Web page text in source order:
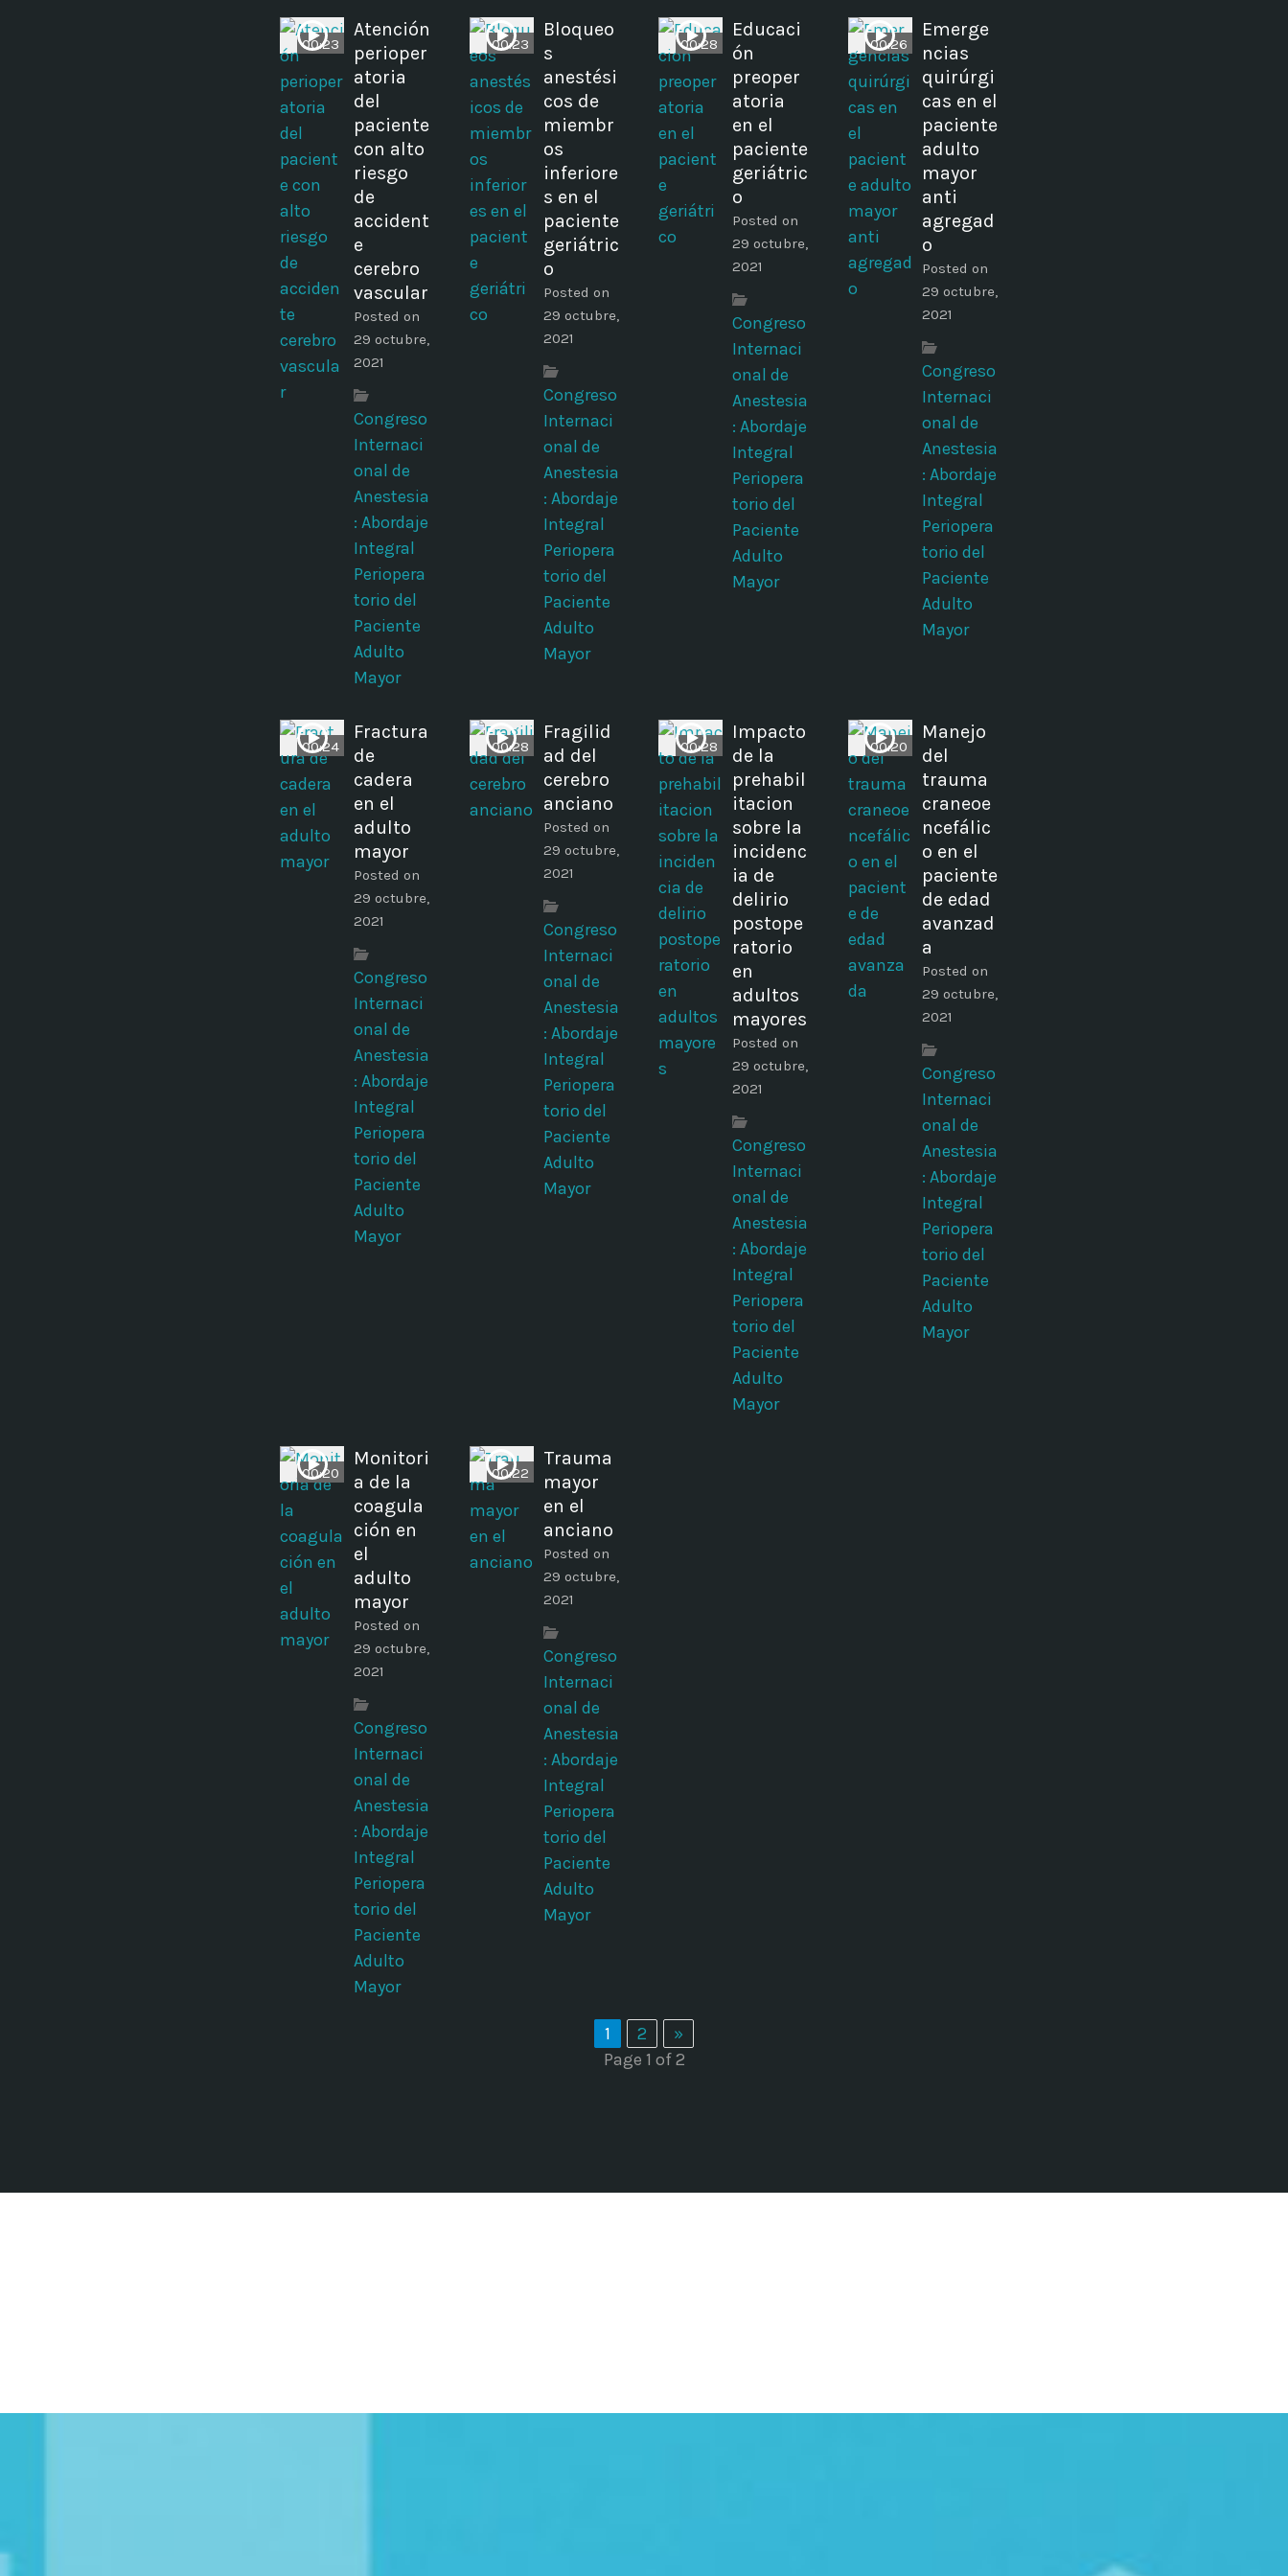
00:23
Atención
perioper
atoria
del
paciente
con alto
riesgo
de
accident
e
cerebro
vascular
Posted on
29 octubre,
2021
Congreso
Internaci
onal de
Anestesia
: Abordaje
Integral
Periopera
torio del
Paciente
Adulto
Mayor
00:23
Bloqueo
s
anestési
cos de
miembr
os
inferiore
s en el
paciente
geriátric
o
Posted on
29 octubre,
2021
Congreso
Internaci
onal de
Anestesia
: Abordaje
Integral
Periopera
torio del
Paciente
Adulto
Mayor
00:28
Educaci
ón
preoper
atoria
en el
paciente
geriátric
o
Posted on
29 octubre,
2021
Congreso
Internaci
onal de
Anestesia
: Abordaje
Integral
Periopera
torio del
Paciente
Adulto
Mayor
00:26
Emerge
ncias
quirúrgi
cas en el
paciente
adulto
mayor
anti
agregad
o
Posted on
29 octubre,
2021
Congreso
Internaci
onal de
Anestesia
: Abordaje
Integral
Periopera
torio del
Paciente
Adulto
Mayor
00:24
Fractura
de
cadera
en el
adulto
mayor
Posted on
29 octubre,
2021
Congreso
Internaci
onal de
Anestesia
: Abordaje
Integral
Periopera
torio del
Paciente
Adulto
Mayor
00:28
Fragilid
ad del
cerebro
anciano
Posted on
29 octubre,
2021
Congreso
Internaci
onal de
Anestesia
: Abordaje
Integral
Periopera
torio del
Paciente
Adulto
Mayor
00:28
Impacto
de la
prehabil
itacion
sobre la
incidenc
ia de
delirio
postope
ratorio
en
adultos
mayores
Posted on
29 octubre,
2021
Congreso
Internaci
onal de
Anestesia
: Abordaje
Integral
Periopera
torio del
Paciente
Adulto
Mayor
00:20
Manejo
del
trauma
craneoe
ncefálic
o en el
paciente
de edad
avanzad
a
Posted on
29 octubre,
2021
Congreso
Internaci
onal de
Anestesia
: Abordaje
Integral
Periopera
torio del
Paciente
Adulto
Mayor
00:20
Monitori
a de la
coagula
ción en
el
adulto
mayor
Posted on
29 octubre,
2021
Congreso
Internaci
onal de
Anestesia
: Abordaje
Integral
Periopera
torio del
Paciente
Adulto
Mayor
00:22
Trauma
mayor
en el
anciano
Posted on
29 octubre,
2021
Congreso
Internaci
onal de
Anestesia
: Abordaje
Integral
Periopera
torio del
Paciente
Adulto
Mayor
1 2
»
Page 1 of 2